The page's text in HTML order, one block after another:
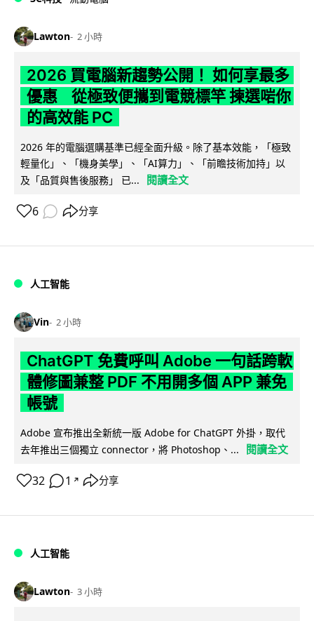
Lawton 2 小時
2026 買電腦新趨勢公開！ 如何享最多
優惠 從極致便攜到電競標竿 揀選啱你
的高效能 PC
2026 年的電腦選購基準已經全面升級。除了基本效能，「極致
輕量化」、「機身美學」、「AI算力」、「前瞻技術加持」以
及「品質與售後服務」 已...
閱讀全文
6 分享
人工智能
Vin 2 小時
ChatGPT 免費呼叫 Adobe 一句話跨軟
體修圖兼整 PDF 不用開多個 APP 兼免
帳號
Adobe 宣布推出全新統一版 Adobe for ChatGPT 外掛，取代
去年推出三個獨立 connector，將 Photoshop、...
閱讀全文
32 1 ↗ 分享
人工智能
Lawton 3 小時